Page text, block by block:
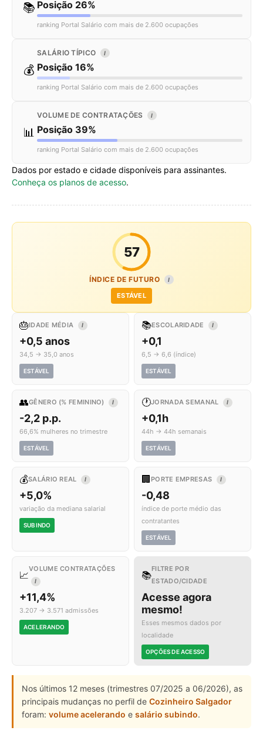
📚 Posição 26%
ranking Portal Salário com mais de 2.600 ocupações
💰
SALÁRIO TÍPICO I
Posição 16%
ranking Portal Salário com mais de 2.600 ocupações
📊
VOLUME DE CONTRATAÇÕES I
Posição 39%
ranking Portal Salário com mais de 2.600 ocupações
Dados por estado e cidade disponíveis para assinantes.
Conheça os planos de acesso.
57
ÍNDICE DE FUTURO I
ESTÁVEL
🎂IDADE MÉDIA I
+0,5 anos
34,5 → 35,0 anos
ESTÁVEL
📚ESCOLARIDADE I
+0,1
6,5 → 6,6 (índice)
ESTÁVEL
👥GÊNERO (% FEMININO) I
-2,2 p.p.
66,6% mulheres no trimestre
ESTÁVEL
🕐JORNADA SEMANAL I
+0,1h
44h → 44h semanais
ESTÁVEL
💰SALÁRIO REAL I
+5,0%
variação da mediana salarial
SUBINDO
🏢 PORTE EMPRESAS I
-0,48
índice de porte médio das
contratantes
ESTÁVEL
📈
VOLUME CONTRATAÇÕES
I
+11,4%
3.207 → 3.571 admissões
ACELERANDO
📚
FILTRE POR
ESTADO/CIDADE
Acesse agora
mesmo!
Esses mesmos dados por
localidade
OPÇÕES DE ACESSO
Nos últimos 12 meses (trimestres 07/2025 a 06/2026), as
principais mudanças no perfil de Cozinheiro Salgador
foram: volume acelerando e salário subindo.